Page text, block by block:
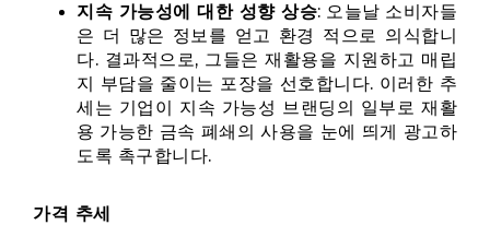
지속 가능성에 대한 성향 상승: 오늘날 소비자들
은 더 많은 정보를 얻고 환경 적으로 의식합니
다. 결과적으로, 그들은 재활용을 지원하고 매립
지 부담을 줄이는 포장을 선호합니다. 이러한 추
세는 기업이 지속 가능성 브랜딩의 일부로 재활
용 가능한 금속 폐쇄의 사용을 눈에 띄게 광고하
도록 촉구합니다.
가격 추세